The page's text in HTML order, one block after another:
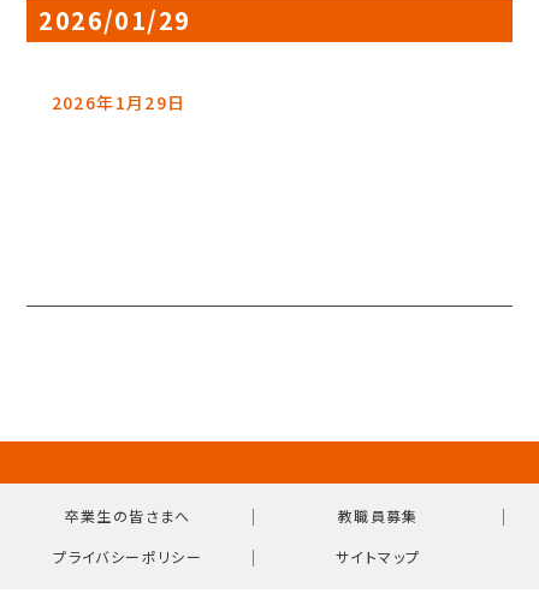
2026/01/29
2026年1月29日
卒業生の皆さまへ ｜ 教職員募集 ｜
プライバシーポリシー ｜ サイトマップ